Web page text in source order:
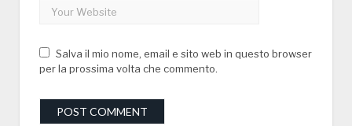
Salva il mio nome, email e sito web in questo browser
per la prossima volta che commento.